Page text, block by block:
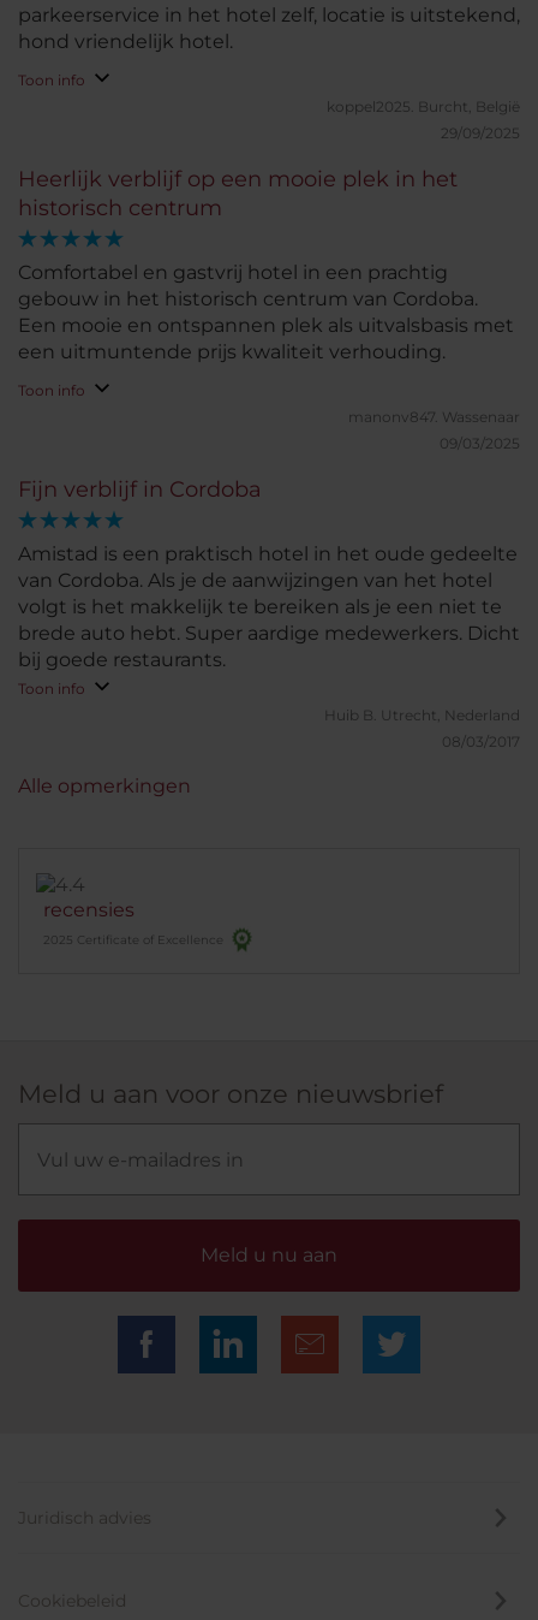
parkeerservice in het hotel zelf, locatie is uitstekend,
hond vriendelijk hotel.
Toon info
koppel2025. Burcht, België
29/09/2025
Heerlijk verblijf op een mooie plek in het
historisch centrum
Comfortabel en gastvrij hotel in een prachtig
gebouw in het historisch centrum van Cordoba.
Een mooie en ontspannen plek als uitvalsbasis met
een uitmuntende prijs kwaliteit verhouding.
Toon info
manonv847. Wassenaar
09/03/2025
Fijn verblijf in Cordoba
Amistad is een praktisch hotel in het oude gedeelte
van Cordoba. Als je de aanwijzingen van het hotel
volgt is het makkelijk te bereiken als je een niet te
brede auto hebt. Super aardige medewerkers. Dicht
bij goede restaurants.
Toon info
Huib B. Utrecht, Nederland
08/03/2017
recensies
2025 Certificate of Excellence
Alle opmerkingen
Meld u aan voor onze nieuwsbrief
Meld u nu aan
Juridisch advies
Cookiebeleid